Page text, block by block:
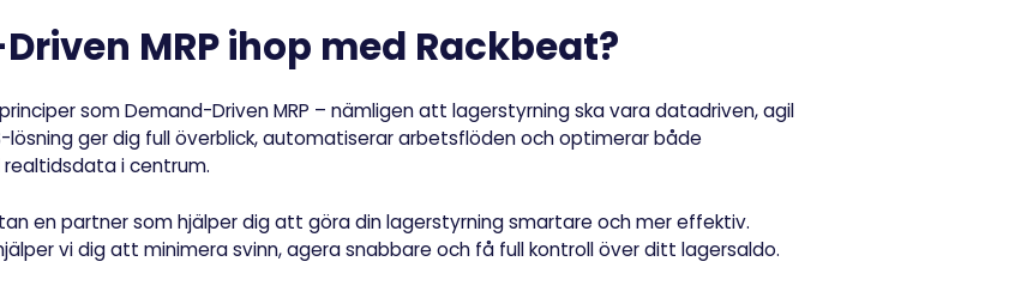
MRP ihop med Rackbeat?
som Demand-Driven MRP – nämligen att lagerstyrning ska varadatadriven, agil
ger dig full överblick, automatiserar arbetsflöden och optimerar både
i centrum.
en partner som hjälper dig att göra din lagerstyrning smartare och mer effektiv.
vi dig att minimera svinn, agera snabbare och få full kontroll över ditt lagersaldo.